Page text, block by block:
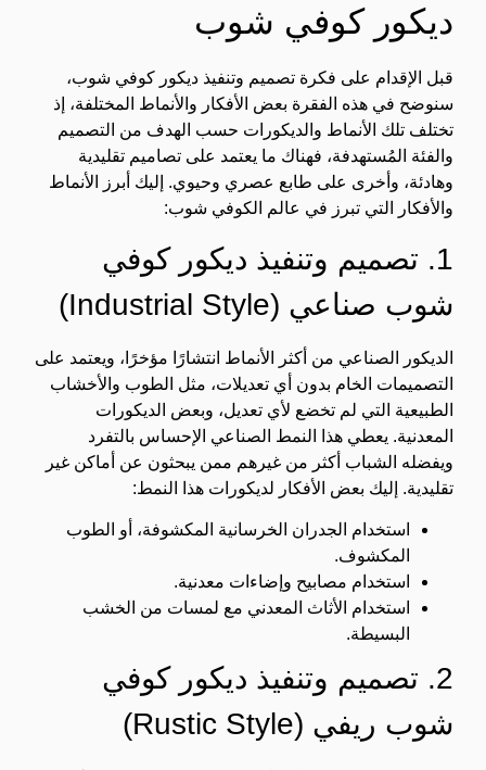
ديكور كوفي شوب
قبل الإقدام على فكرة تصميم وتنفيذ ديكور كوفي شوب،
سنوضح في هذه الفقرة بعض الأفكار والأنماط المختلفة، إذ
تختلف تلك الأنماط والديكورات حسب الهدف من التصميم
والفئة المُستهدفة، فهناك ما يعتمد على تصاميم تقليدية
وهادئة، وأخرى على طابع عصري وحيوي. إليك أبرز الأنماط
والأفكار التي تبرز في عالم الكوفي شوب:
1. تصميم وتنفيذ ديكور كوفي
شوب صناعي (Industrial Style)
الديكور الصناعي من أكثر الأنماط انتشارًا مؤخرًا، ويعتمد على
التصميمات الخام بدون أي تعديلات، مثل الطوب والأخشاب
الطبيعية التي لم تخضع لأي تعديل، وبعض الديكورات
المعدنية. يعطي هذا النمط الصناعي الإحساس بالتفرد
ويفضله الشباب أكثر من غيرهم ممن يبحثون عن أماكن غير
تقليدية. إليك بعض الأفكار لديكورات هذا النمط:
استخدام الجدران الخرسانية المكشوفة، أو الطوب
المكشوف.
استخدام مصابيح وإضاءات معدنية.
استخدام الأثاث المعدني مع لمسات من الخشب
البسيطة.
2. تصميم وتنفيذ ديكور كوفي
شوب ريفي (Rustic Style)